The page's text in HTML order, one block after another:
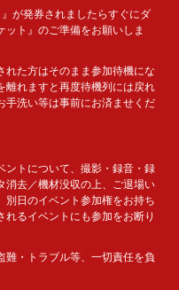
が発券されましたらすぐにダ
ト』のご準備をお願いしま
た方はそのまま参加待機にな
離れますと再度待機列には戻れ
手洗い等は事前にお済ませくだ
トについて、撮影・録音・録
消去／機材没収の上、ご退場い
別日のイベント参加権をお持ち
るイベントにも参加をお断り
・トラブル等、一切責任を負